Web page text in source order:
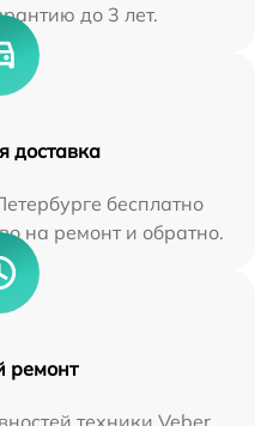
до 3 лет.
доставка
бесплатно
на ремонт и обратно.
ремонт
техники Veber